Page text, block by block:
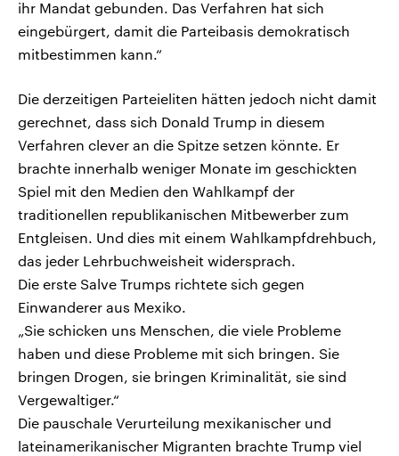
ihr Mandat gebunden. Das Verfahren hat sich
eingebürgert, damit die Parteibasis demokratisch
mitbestimmen kann.“
Die derzeitigen Parteieliten hätten jedoch nicht damit
gerechnet, dass sich Donald Trump in diesem
Verfahren clever an die Spitze setzen könnte. Er
brachte innerhalb weniger Monate im geschickten
Spiel mit den Medien den Wahlkampf der
traditionellen republikanischen Mitbewerber zum
Entgleisen. Und dies mit einem Wahlkampfdrehbuch,
das jeder Lehrbuchweisheit widersprach.
Die erste Salve Trumps richtete sich gegen
Einwanderer aus Mexiko.
„Sie schicken uns Menschen, die viele Probleme
haben und diese Probleme mit sich bringen. Sie
bringen Drogen, sie bringen Kriminalität, sie sind
Vergewaltiger.“
Die pauschale Verurteilung mexikanischer und
lateinamerikanischer Migranten brachte Trump viel